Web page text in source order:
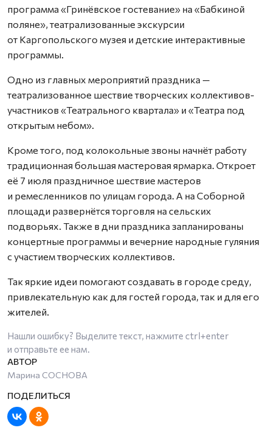
программа «Гринёвское гостевание» на «Бабкиной
поляне», театрализованные экскурсии
от Каргопольского музея и детские интерактивные
программы.
Одно из главных мероприятий праздника —
театрализованное шествие творческих коллективов-
участников «Театрального квартала» и «Театра под
открытым небом».
Кроме того, под колокольные звоны начнёт работу
традиционная большая мастеровая ярмарка. Откроет
её 7 июля праздничное шествие мастеров
и ремесленников по улицам города. А на Соборной
площади развернётся торговля на сельских
подворьях. Также в дни праздника запланированы
концертные программы и вечерние народные гуляния
с участием творческих коллективов.
Так яркие идеи помогают создавать в городе среду,
привлекательную как для гостей города, так и для его
жителей.
Нашли ошибку? Выделите текст, нажмите ctrl+enter
и отправьте ее нам.
Марина СОСНОВА